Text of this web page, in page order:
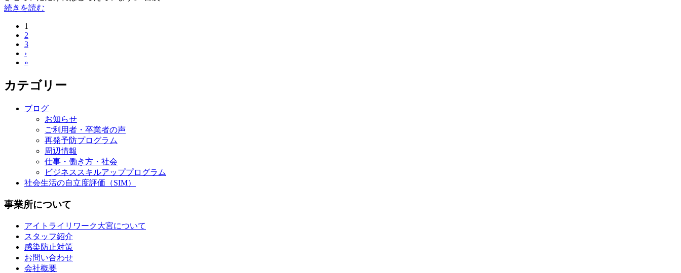
続きを読む
1
2
3
›
»
カテゴリー
ブログ
お知らせ
ご利用者・卒業者の声
再発予防プログラム
周辺情報
仕事・働き方・社会
ビジネススキルアッププログラム
社会生活の自立度評価（SIM）
事業所について
アイトライリワーク大宮について
スタッフ紹介
感染防止対策
お問い合わせ
会社概要